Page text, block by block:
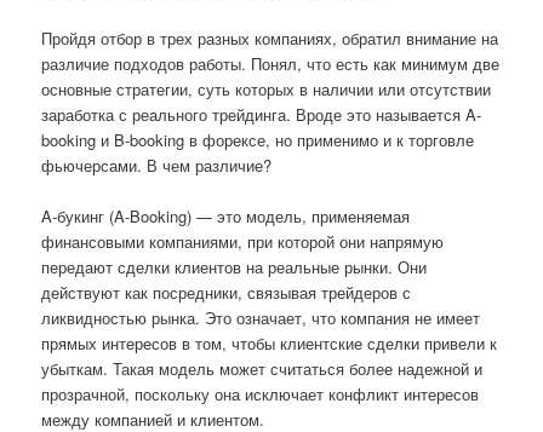
Пройдя отбор в трех разных компаниях, обратил внимание на
различие подходов работы. Понял, что есть как минимум две
основные стратегии, суть которых в наличии или отсутствии
заработка с реального трейдинга. Вроде это называется A-
booking и B-booking в форексе, но применимо и к торговле
фьючерсами. В чем различие?
A-букинг (A-Booking) — это модель, применяемая
финансовыми компаниями, при которой они напрямую
передают сделки клиентов на реальные рынки. Они
действуют как посредники, связывая трейдеров с
ликвидностью рынка. Это означает, что компания не имеет
прямых интересов в том, чтобы клиентские сделки привели к
убыткам. Такая модель может считаться более надежной и
прозрачной, поскольку она исключает конфликт интересов
между компанией и клиентом.